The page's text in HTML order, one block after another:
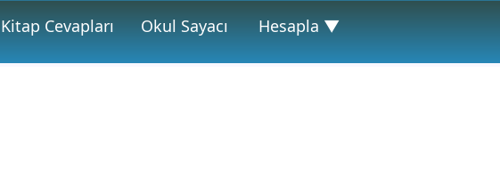
Kitap Cevapları Okul Sayacı Hesapla ▼